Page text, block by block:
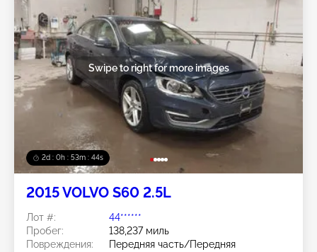
2d : 0h : 53m : 41s
Swipe to right for more images
2015 VOLVO S60 2.5L
Лот #:
44******
Пробег:
138,237 миль
Повреждения:
Передняя часть/Передняя